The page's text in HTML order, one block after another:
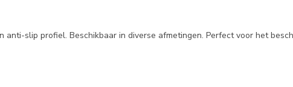
slip profiel. Beschikbaar in diverse afmetingen. Perfect voor het